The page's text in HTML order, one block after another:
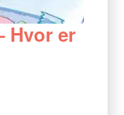
Hvor er